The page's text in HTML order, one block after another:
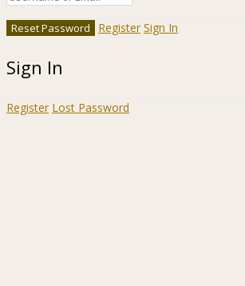
Register Sign In
Sign In
Register Lost Password